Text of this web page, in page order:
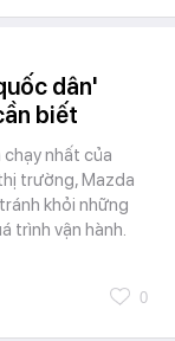
dân'
biết
chạy nhất của
trường, Mazda
khỏi những
trình vận hành.
0